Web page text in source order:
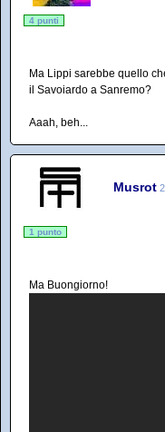
4 punti
Ma Lippi sarebbe quello
il Savoiardo a Sanremo?
Aaah, beh...
Musrot
1 punto
Ma Buongiorno!